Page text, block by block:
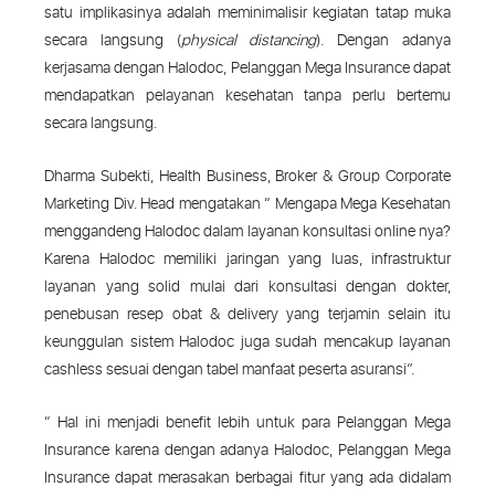
satu implikasinya adalah meminimalisir kegiatan tatap muka
secara langsung (physical distancing). Dengan adanya
kerjasama dengan Halodoc, Pelanggan Mega Insurance dapat
mendapatkan pelayanan kesehatan tanpa perlu bertemu
secara langsung.
Dharma Subekti, Health Business, Broker & Group Corporate
Marketing Div. Head mengatakan “ Mengapa Mega Kesehatan
menggandeng Halodoc dalam layanan konsultasi online nya?
Karena Halodoc memiliki jaringan yang luas, infrastruktur
layanan yang solid mulai dari konsultasi dengan dokter,
penebusan resep obat & delivery yang terjamin selain itu
keunggulan sistem Halodoc juga sudah mencakup layanan
cashless sesuai dengan tabel manfaat peserta asuransi”.
“ Hal ini menjadi benefit lebih untuk para Pelanggan Mega
Insurance karena dengan adanya Halodoc, Pelanggan Mega
Insurance dapat merasakan berbagai fitur yang ada didalam